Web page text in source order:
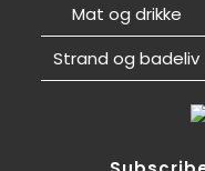
Mat og drikke
Strand og badeliv